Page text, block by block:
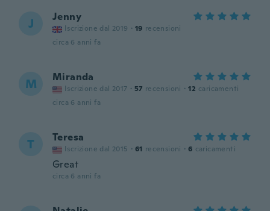
J Jenny
Iscrizione dal 2019 · 19 recensioni
circa 6 anni fa
M Miranda
Iscrizione dal 2017 · 57 recensioni · 12 caricamenti
circa 6 anni fa
T Teresa
Iscrizione dal 2015 · 61 recensioni · 6 caricamenti
Great
circa 6 anni fa